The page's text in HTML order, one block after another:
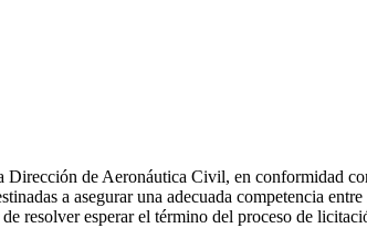
Dirección de Aeronáutica Civil, en conformidad
a asegurar una adecuada competencia
resolver esperar el término del proceso de